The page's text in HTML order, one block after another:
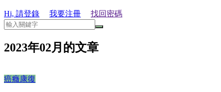
Hi, 請登錄 我要注冊 找回密碼
2023年02月的文章
癌癥康復